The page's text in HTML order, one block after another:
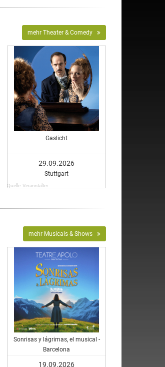
mehr Theater & Comedy
Gaslicht
29.09.2026
Stuttgart
Quelle: Veranstalter
mehr Musicals & Shows
Sonrisas y lágrimas, el musical -
Barcelona
19.09.2026